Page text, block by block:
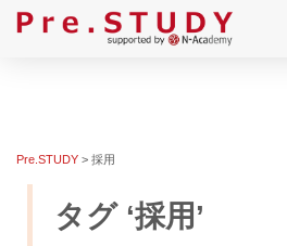
Pre.STUDY > 採用
タグ ‘採用’